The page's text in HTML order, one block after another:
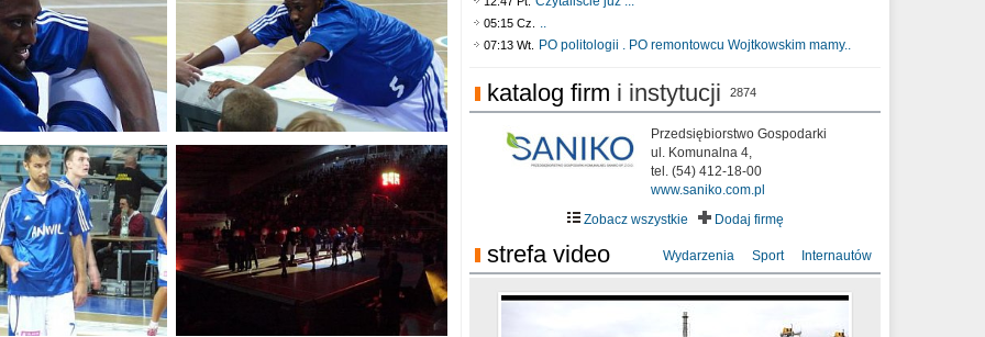
05:15 Cz. ..
07:13 Wt. PO politologii . PO remontowcu Wojtkowskim mamy..
katalog firm i instytucji 2874
Przedsiębiorstwo Gospodarki
ul. Komunalna 4,
tel. (54) 412-18-00
www.saniko.com.pl
Zobacz wszystkie
Dodaj firmę
strefa video Wydarzenia Sport Internautów
Ni To Ponk - W oczach mamy strach
sixf33t .Last Year DRONE FOOTAGE
Włocławek
XXIII Sesja Rady Miasta Włocławek VIII
kadencji w dniu 09.06.2020 r.